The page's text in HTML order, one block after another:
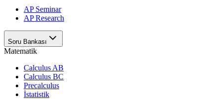
AP Seminar
AP Research
Soru Bankası
Matematik
Calculus AB
Calculus BC
Precalculus
İstatistik